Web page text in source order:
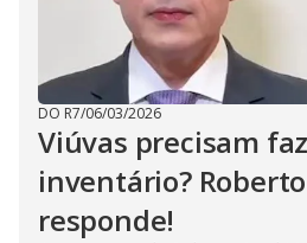
DO R7/06/03/2026
Viúvas precisam
inventário?
responde!